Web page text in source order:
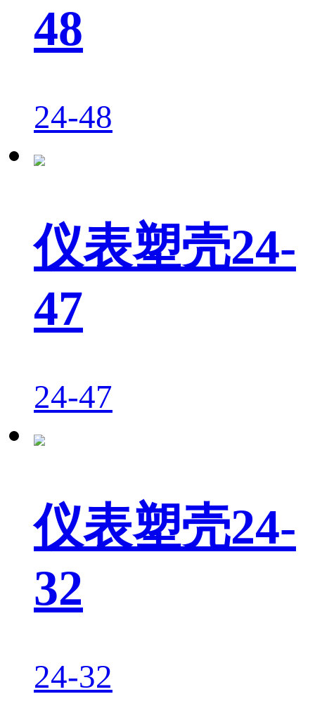
48
24-48
仪表塑壳24-
47
24-47
仪表塑壳24-
32
24-32